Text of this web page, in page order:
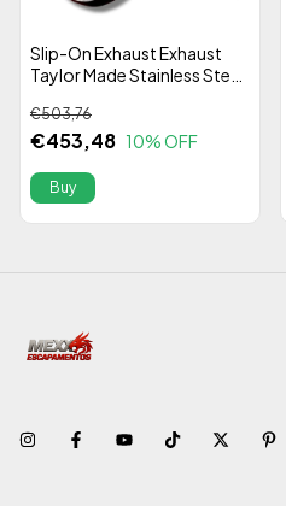
Slip-On Exhaust Exhaust
Taylor Made Stainless Steel
17/18 | Alta Performance
€453,48
€503,76
10% OFF